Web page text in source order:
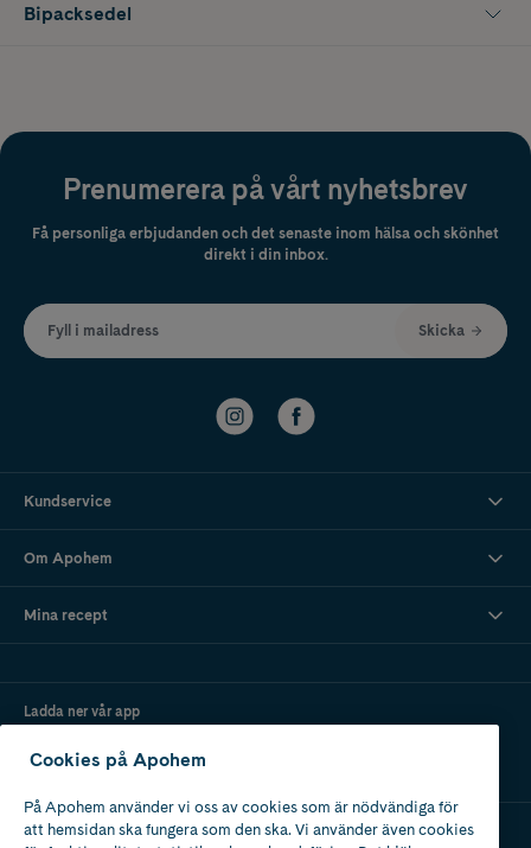
Bipacksedel
Prenumerera på vårt nyhetsbrev
Få personliga erbjudanden och det senaste inom hälsa och skönhet
direkt i din inbox.
Fyll i mailadress Skicka
Kundservice
Om Apohem
Mina recept
Ladda ner vår app
Cookies på Apohem
På Apohem använder vi oss av cookies som är nödvändiga för
att hemsidan ska fungera som den ska. Vi använder även cookies